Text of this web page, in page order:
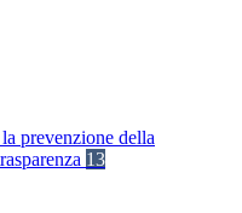
prevenzione della
13